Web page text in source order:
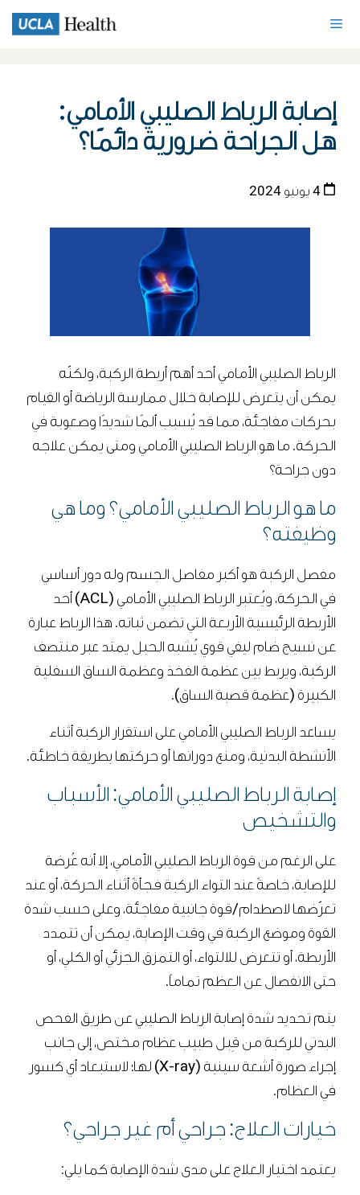
إصابة الرباط الصليبي الأمامي:
هل الجراحة ضرورية دائمًا؟
4 يونيو 2024
الرباط الصليبي الأمامي أحد أهم أربطة الركبة، ولكنّه
يمكن أن يتعرض للإصابة خلال ممارسة الرياضة أو القيام
بحركات مفاجئة، مما قد يُسبب ألمًا شديدًا وصعوبة في
الحركة. ما هو الرباط الصليبي الأمامي ومتى يمكن علاجه
دون جراحة؟
ما هو الرباط الصليبي الأمامي؟ وما هي
وظيفته؟
مفصل الركبة هو أكبر مفاصل الجسم وله دور أساسي
في الحركة، ويُعتبر الرباط الصليبي الأمامي (ACL) أحد
الأربطة الرئيسية الأربعة التي تضمن ثباته. هذا الرباط عبارة
عن نسيج ضام ليفي قوي يُشبه الحبل يمتد عبر منتصف
الركبة، ويربط بين عظمة الفخذ وعظمة الساق السفلية
الكبيرة (عظمة قصبة الساق).
يساعد الرباط الصليبي الأمامي على استقرار الركبة أثناء
الأنشطة البدنية، ومنع دورانها أو حركتها بطريقة خاطئة.
إصابة الرباط الصليبي الأمامي: الأسباب
والتشخيص
على الرغم من قوة الرباط الصليبي الأمامي، إلا أنه عُرضة
للإصابة، خاصةً عند التواء الركبة فجأةً أثناء الحركة، أو عند
تعرّضها لاصطدام/قوة جانبية مفاجئة، وعلى حسب شدة
القوة وموضع الركبة في وقت الإصابة، يمكن أن تتمدد
الأربطة، أو تتعرض للالتواء، أو التمزق الجزئي أو الكلي، أو
حتى الانفصال عن العظم تماماً.
يتم تحديد شدة إصابة الرباط الصليبي عن طريق الفحص
البدني للركبة من قِبل طبيب عظام مختص، إلى جانب
إجراء صورة أشعة سينية (X-ray) لها؛ لاستبعاد أي كسور
في العظام.
خيارات العلاج: جراحي أم غير جراحي؟
يعتمد اختيار العلاج على مدى شدة الإصابة كما يلي: